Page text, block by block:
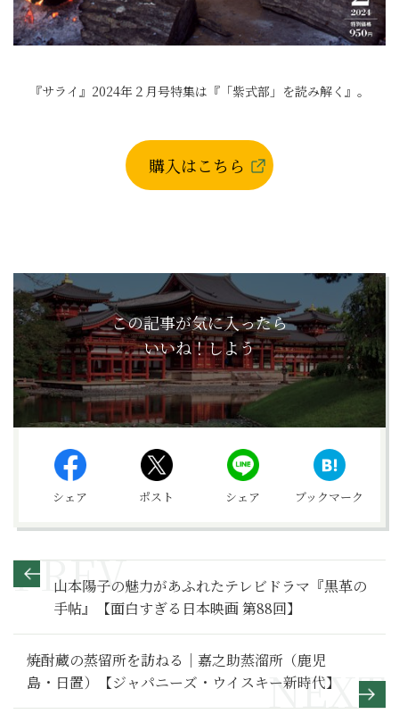
『サライ』2024年２月号特集は『「紫式部」を読み解く』。
購入はこちら
この記事が気に入ったら
いいね！しよう
シェア ポスト シェア ブックマーク
山本陽子の魅力があふれたテレビドラマ『黒革の
手帖』【面白すぎる日本映画 第88回】
焼酎蔵の蒸留所を訪ねる｜嘉之助蒸溜所（鹿児
島・日置）【ジャパニーズ・ウイスキー新時代】